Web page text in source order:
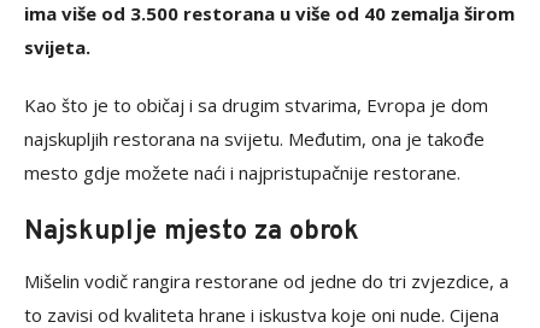
ima više od 3.500 restorana u više od 40 zemalja širom
svijeta.
Kao što je to običaj i sa drugim stvarima, Evropa je dom
najskupljih restorana na svijetu. Međutim, ona je takođe
mesto gdje možete naći i najpristupačnije restorane.
Najskuplje mjesto za obrok
Mišelin vodič rangira restorane od jedne do tri zvjezdice, a
to zavisi od kvaliteta hrane i iskustva koje oni nude. Cijena